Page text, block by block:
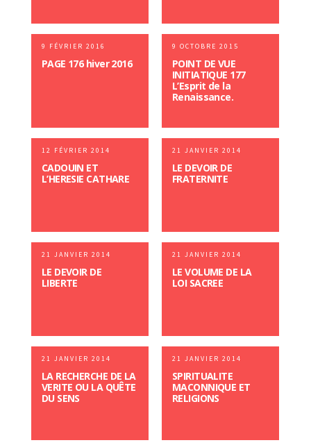
9 FÉVRIER 2016
PAGE 176 hiver 2016
9 OCTOBRE 2015
POINT DE VUE
INITIATIQUE 177
L’Esprit de la
Renaissance.
12 FÉVRIER 2014
CADOUIN ET
L’HERESIE CATHARE
21 JANVIER 2014
LE DEVOIR DE
FRATERNITE
21 JANVIER 2014
LE DEVOIR DE
LIBERTE
21 JANVIER 2014
LE VOLUME DE LA
LOI SACREE
21 JANVIER 2014
LA RECHERCHE DE LA
VERITE OU LA QUÊTE
DU SENS
21 JANVIER 2014
SPIRITUALITE
MACONNIQUE ET
RELIGIONS